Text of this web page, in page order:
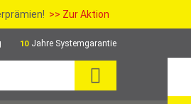
>> Zur Aktion
10 Jahre Systemgarantie